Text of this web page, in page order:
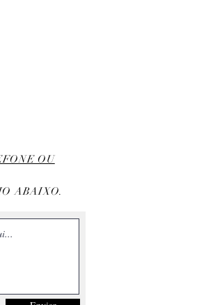
OU
ABAIXO.